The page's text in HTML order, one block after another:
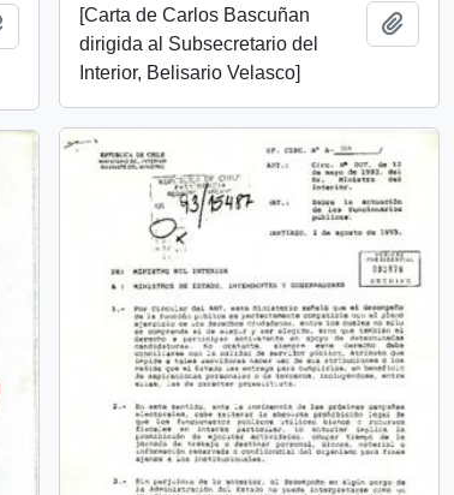
Add to clipboard[Carta de Carlos Bascuñan
dirigida al Subsecretario del
Interior, Belisario Velasco]
Add